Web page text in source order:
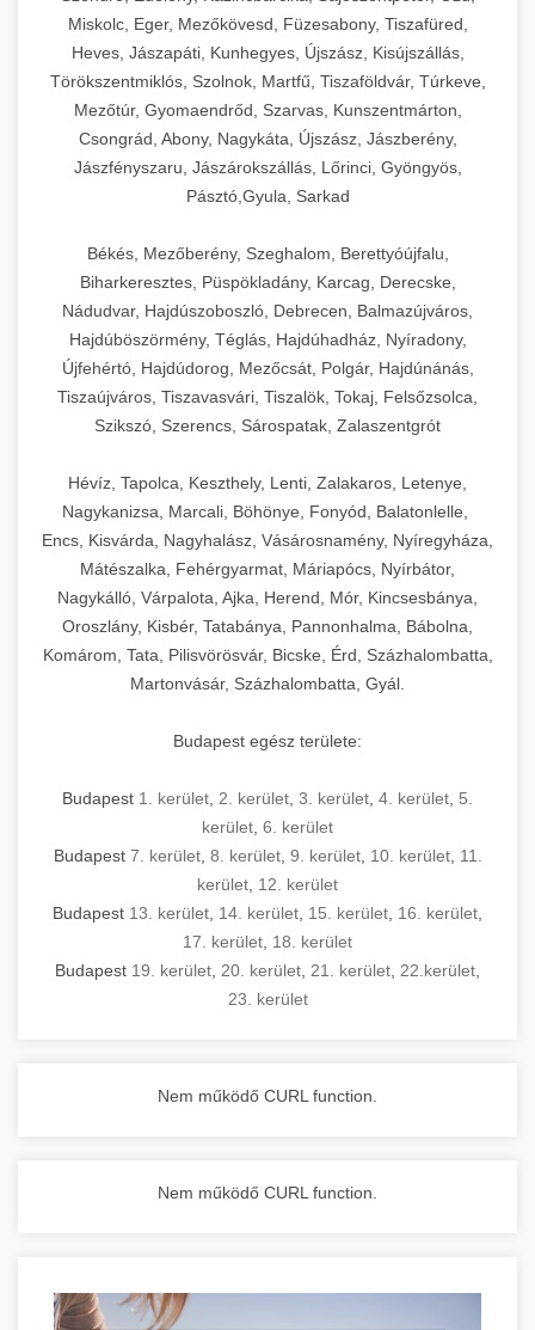
Miskolc, Eger, Mezőkövesd, Füzesabony, Tiszafüred,
Heves, Jászapáti, Kunhegyes, Újszász, Kisújszállás,
Törökszentmiklós, Szolnok, Martfű, Tiszaföldvár, Túrkeve,
Mezőtúr, Gyomaendrőd, Szarvas, Kunszentmárton,
Csongrád, Abony, Nagykáta, Újszász, Jászberény,
Jászfényszaru, Jászárokszállás, Lőrinci, Gyöngyös,
Pásztó,Gyula, Sarkad
Békés, Mezőberény, Szeghalom, Berettyóújfalu,
Biharkeresztes, Püspökladány, Karcag, Derecske,
Nádudvar, Hajdúszoboszló, Debrecen, Balmazújváros,
Hajdúböszörmény, Téglás, Hajdúhadház, Nyíradony,
Újfehértó, Hajdúdorog, Mezőcsát, Polgár, Hajdúnánás,
Tiszaújváros, Tiszavasvári, Tiszalök, Tokaj, Felsőzsolca,
Szikszó, Szerencs, Sárospatak, Zalaszentgrót
Hévíz, Tapolca, Keszthely, Lenti, Zalakaros, Letenye,
Nagykanizsa, Marcali, Böhönye, Fonyód, Balatonlelle,
Encs, Kisvárda, Nagyhalász, Vásárosnamény, Nyíregyháza,
Mátészalka, Fehérgyarmat, Máriapócs, Nyírbátor,
Nagykálló, Várpalota, Ajka, Herend, Mór, Kincsesbánya,
Oroszlány, Kisbér, Tatabánya, Pannonhalma, Bábolna,
Komárom, Tata, Pilisvörösvár, Bicske, Érd, Százhalombatta,
Martonvásár, Százhalombatta, Gyál.
Budapest egész területe:
Budapest 1. kerület 2. kerület 3. kerület 4. kerület 5.
kerület 6. kerület
Budapest 7. kerület, 8. kerület, 9. kerület, 10. kerület, 11.
kerület 12. kerület
Budapest 13. kerület 14. kerület 15. kerület 16. kerület
17. kerület 18. kerület
Budapest 19. kerület 20. kerület 21. kerület 22.kerület
23. kerület
Nem működő CURL function.
Nem működő CURL function.